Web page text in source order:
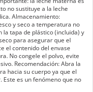
no sustituye a la leche
Almacenamiento:
y seco a temperatura no
la tapa de plástico (incluida) y
para asegurar que el
el contenido del envase
No congele el polvo, evite
Recomendación: Abra la
hacia su cuerpo ya que el
es un fenómeno que no